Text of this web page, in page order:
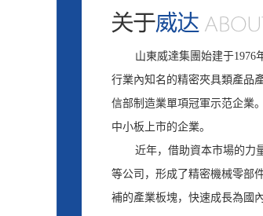
山東威達集團始建于1976
行業內知名的精密夾具類產品
信部制造業單項冠軍示范企業
中小板上市的企業。
近年，借助資本市場的力
等公司，形成了精密機械零部
補的產業板塊，快速成長為國